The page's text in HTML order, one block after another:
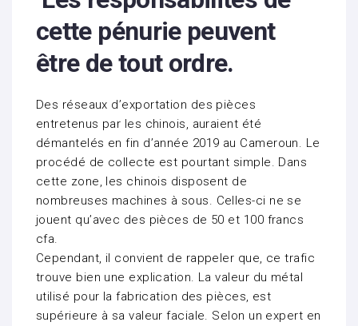
cette pénurie peuvent
être de tout ordre.
Des réseaux d’exportation des pièces
entretenus par les chinois, auraient été
démantelés en fin d’année 2019 au Cameroun. Le
procédé de collecte est pourtant simple. Dans
cette zone, les chinois disposent de
nombreuses machines à sous. Celles-ci ne se
jouent qu’avec des pièces de 50 et 100 francs
cfa.
Cependant, il convient de rappeler que, ce trafic
trouve bien une explication. La valeur du métal
utilisé pour la fabrication des pièces, est
supérieure à sa valeur faciale. Selon un expert en